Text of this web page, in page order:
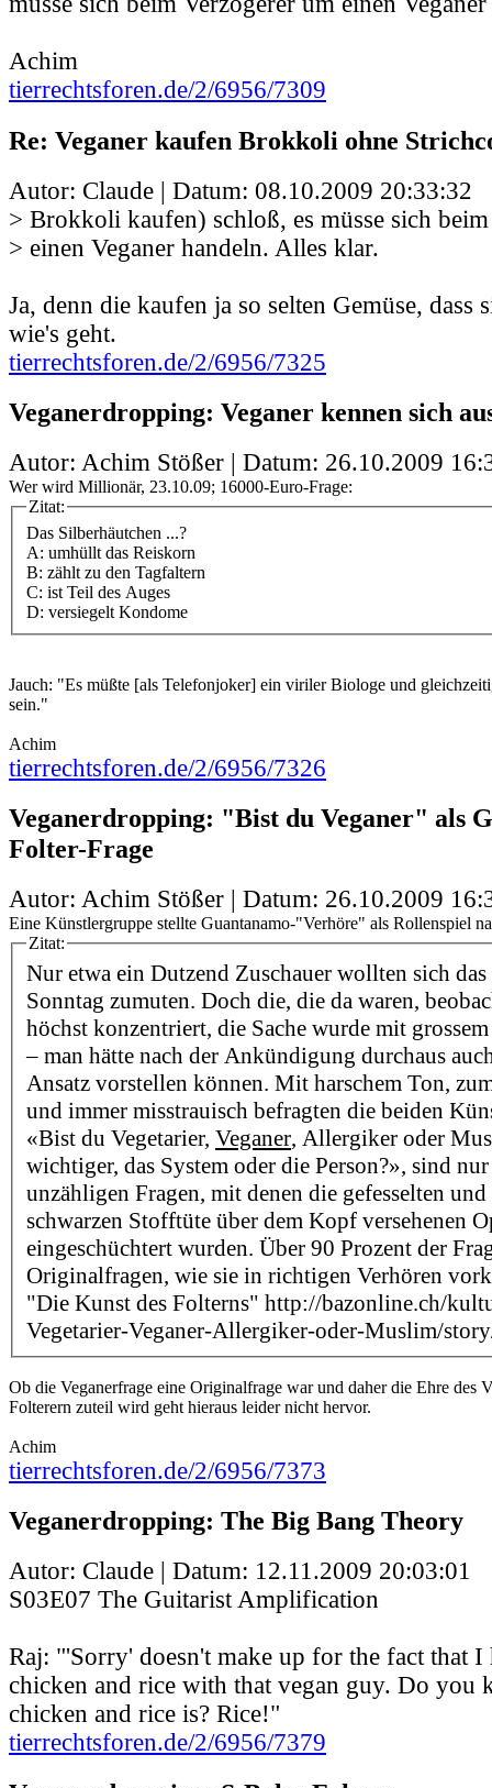
Achim
tierrechtsforen.de/2/6956/7309
Re: Veganer kaufen Brokkoli ohne
Autor: Claude | Datum: 08.10.2009 20:33:32
> Brokkoli kaufen) schloß, es müsse sich
> einen Veganer handeln. Alles klar.
Ja, denn die kaufen ja so selten Gemüse, dass
wie's geht.
tierrechtsforen.de/2/6956/7325
Veganerdropping: Veganer kennen sich
Autor: Achim Stößer | Datum: 26.10.2009
Wer wird Millionär, 23.10.09; 16000-Euro-Frage:
Zitat:
Das Silberhäutchen ...?
A: umhüllt das Reiskorn
B: zählt zu den Tagfaltern
C: ist Teil des Auges
D: versiegelt Kondome
Jauch: "Es müßte [als Telefonjoker] ein viriler Biologe und
sein."
Achim
tierrechtsforen.de/2/6956/7326
Veganerdropping: "Bist du Veganer" als
Folter-Frage
Autor: Achim Stößer | Datum: 26.10.2009
Eine Künstlergruppe stellte Guantanamo-"Verhöre" als Rollenspiel
Zitat:
Nur etwa ein Dutzend Zuschauer wollten sich
Sonntag zumuten. Doch die, die da waren,
höchst konzentriert, die Sache wurde mit
– man hätte nach der Ankündigung durchaus
Ansatz vorstellen können. Mit harschem Ton,
und immer misstrauisch befragten die beiden
«Bist du Vegetarier, Veganer, Allergiker oder
wichtiger, das System oder die Person?», sind
unzähligen Fragen, mit denen die gefesselten
schwarzen Stofftüte über dem Kopf versehenen
eingeschüchtert wurden. Über 90 Prozent der
Originalfragen, wie sie in richtigen Verhören
"Die Kunst des Folterns" http://bazonline.ch/
Vegetarier-Veganer-Allergiker-oder-Muslim/
Ob die Veganerfrage eine Originalfrage war und daher die Ehre des
Folterern zuteil wird geht hieraus leider nicht hervor.
Achim
tierrechtsforen.de/2/6956/7373
Veganerdropping: The Big Bang Theory
Autor: Claude | Datum: 12.11.2009 20:03:01
S03E07 The Guitarist Amplification
Raj: "'Sorry' doesn't make up for the fact that I
chicken and rice with that vegan guy. Do you
chicken and rice is? Rice!"
tierrechtsforen.de/2/6956/7379